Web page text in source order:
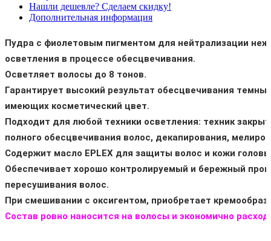
Нашли дешевле? Сделаем скидку!
Дополнительная информация
Пудра с фиолетовым пигментом для нейтрализации
осветления в процессе обесцвечивания.
Осветляет волосы до 8 тонов.
Гарантирует высокий результат обесцвечивания
имеющих косметический цвет.
Подходит для любой техники осветления: техник
полного обесцвечивания волос, декапирования,
Содержит масло EPLEX для защиты волос и кожи
Обеспечивает хорошо контролируемый и бережный
пересушивания волос.
При смешивании с оксигентом, приобретает
Состав ровно наносится на волосы и экономично